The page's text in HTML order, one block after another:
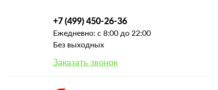
+7 (499) 450-26-36
Ежедневно: с 8:00 до 22:00
Без выходных
Заказать звонок